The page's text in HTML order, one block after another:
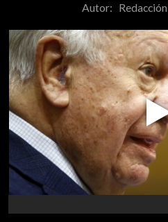
Autor:
Play
Video